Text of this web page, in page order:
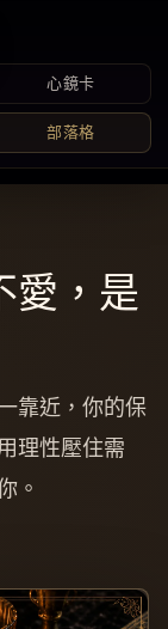
心鏡卡
部落格
愛，是
靠近，你的保
理性壓住需
。